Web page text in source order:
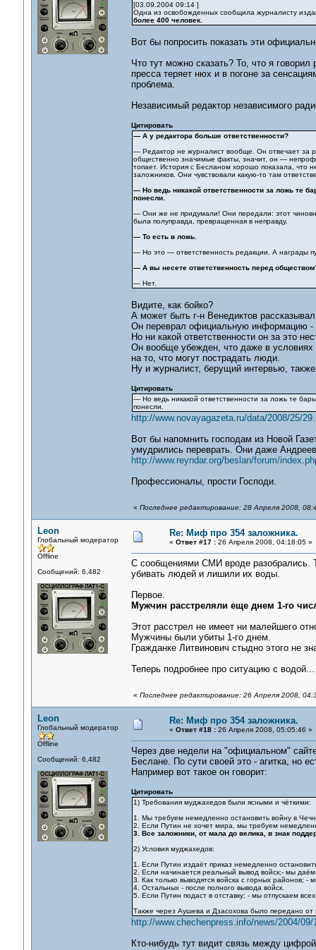
[03.09.2004 09:14 ]
Одна из освобожденных сообщила журналисту
более 400 человек.
Вот бы попросить показать эти
Что тут можно сказать? То, что я
пресса теряет нюх и в погоне за
проблема.
Независимый редактор независимого
Цитировать
— А у редактора больше ответственности?
— Редактор не журналист вообще. Он отвечает за
общественно значимые факты, значит, он —
топает. История с Бесланом хорошо показала, что
заложников. Они чувствовали какую-то там
— Но ведь никакой ответственности за ложь те
понесли.
— Они же не придумали! Они передали: этот
была полуправда, превращенная в неправду.
— То есть в ложь.
— Но это — ответственность редакции. А награды
— А вы несете ответственность перед
— Нет.
Видите, как бойко?
А может быть г-н Венедиктов
Он переврал официальную информацию -
Но ни какой ответственности он за это
Он вообще убежден, что даже в
на то, что могут пострадать люди.
Ну и журналист, берущий интервью,
Цитировать
— Но ведь никакой ответственности за ложь те
понесли.
http://www.novayagazeta.ru/data/2008/25/
Вот бы напомнить господам из Новой
умудрились переврать. Они даже
http://www.reyndar.org/beslan/forum/
Профессионалы, прости Господи.
« Последнее редактирование: 28 Апреля 2008,
Leon
Глобальный модератор
Offline
Сообщений: 6,482
Re: Миф про 354 заложника.
« Ответ #17 :26 Апреля 2008, 04:18:05 »
С сообщениями СМИ вроде разобрались.
убивать людей и лишили их воды.
Первое.
Мужчин расстреляли еще днем 1-го
Этот расстрел не имеет ни малейшего
Мужчины были убиты 1-го днем.
Гражданке Литвинович стыдно этого не
Теперь подробнее про ситуацию с водой...
« Последнее редактирование: 26 Апреля 2008,
Leon
Глобальный модератор
Offline
Сообщений: 6,482
Re: Миф про 354 заложника.
« Ответ #18 :26 Апреля 2008, 05:05:46 »
Через две недели на "официальном"
Беслане. По сути своей это - агитка, но
Например вот такое он говорит:
Цитировать
1) Требования муджахедов были ясными и чёткими:
1. Мы требуем немедленно остановить войну в
2. Если Путин не хочет мира, мы требуем
3. Все заложники, от мала до велика, в знак
2) Условия муджахедов:
1. Если Путин издаёт приказ немедленно
2. Если начинается реальный вывод войск;- мы даём
3. Как только выводятся войска с горных районов; -
4. Остальных - после полного вывода войск.
5. Если Путин подаст в отставку; - мы отпускаем
Также через Аушева и Дзасохова было передано
http://www.chechenpress.info/news/2004/
Кто-нибудь тут видит связь между